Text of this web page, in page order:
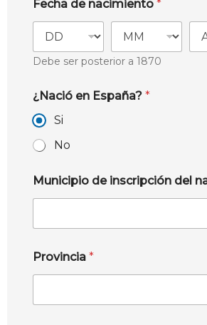
Fecha de nacimiento *
Debe ser posterior a 1870
¿Nació en España? *
Si
No
Municipio de inscripción del
Provincia *